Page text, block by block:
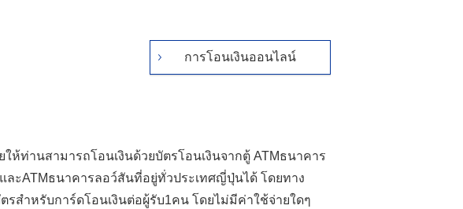
การโอนเงินออนไลน์
ให้ท่านสามารถโอนเงินด้วยบัตรโอนเงินจากตู้ ATMธนาคาร
ะATMธนาคารลอว์สันที่อยู่ทั่วประเทศญี่ปุ่นได้ โดยทาง
รสำหรับการ์ดโอนเงินต่อผู้รับ1คน โดยไม่มีค่าใช้จ่ายใดๆ